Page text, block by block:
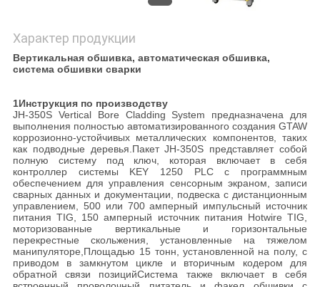
Характер продукции
Вертикальная обшивка, автоматическая обшивка,
система обшивки сварки
1Инструкция по производству
JH-350S Vertical Bore Cladding System предназначена для
выполнения полностью автоматизированного создания GTAW
коррозионно-устойчивых металлических компонентов, таких
как подводные деревья.Пакет JH-350S представляет собой
полную систему под ключ, которая включает в себя
контроллер системы KEY 1250 PLC с программным
обеспечением для управления сенсорным экраном, записи
сварных данных и документации, подвеска с дистанционным
управлением, 500 или 700 амперный импульсный источник
питания TIG, 150 амперный источник питания Hotwire TIG,
моторизованные вертикальные и горизонтальные
перекрестные скольжения, установленные на тяжелом
манипуляторе,Площадью 15 тонн, установленной на полу, с
приводом в замкнутом цикле и вторичным кодером для
обратной связи позицийСистема также включает в себя